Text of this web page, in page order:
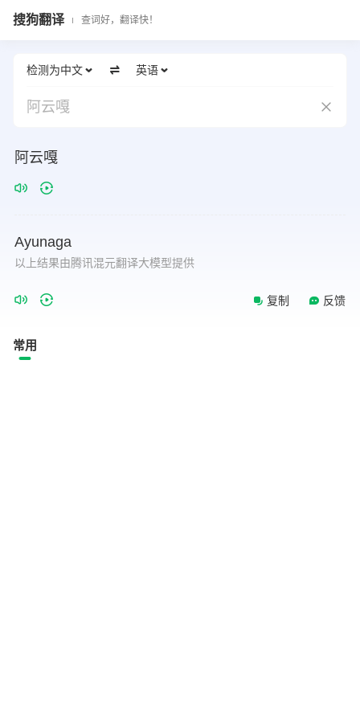
搜狗翻译 查词好，翻译快！
检测为中文 英语
阿云嘎
阿云嘎
Ayunaga
以上结果由腾讯混元翻译大模型提供
复制 反馈
常用